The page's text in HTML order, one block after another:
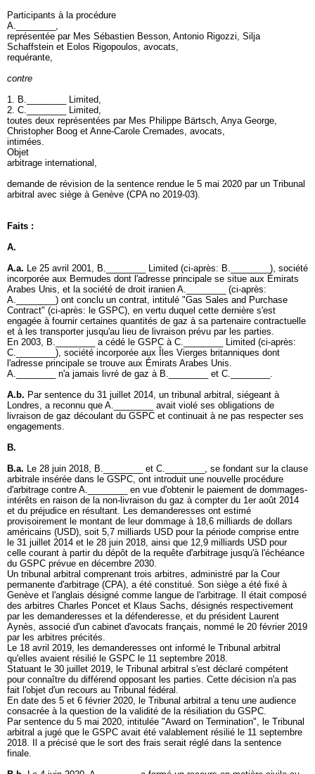
Participants à la procédure
A.________,
représentée par Mes Sébastien Besson, Antonio Rigozzi, Silja
Schaffstein et Eolos Rigopoulos, avocats,
requérante,
contre
1. B.________ Limited,
2. C.________ Limited,
toutes deux représentées par Mes Philippe Bärtsch, Anya George,
Christopher Boog et Anne-Carole Cremades, avocats,
intimées.
Objet
arbitrage international,
demande de révision de la sentence rendue le 5 mai 2020 par un Tribunal
arbitral avec siège à Genève (CPA no 2019-03).
Faits :
A.
A.a. Le 25 avril 2001, B.________ Limited (ci-après: B.________), société
incorporée aux Bermudes dont l'adresse principale se situe aux Émirats
Arabes Unis, et la société de droit iranien A.________ (ci-après:
A.________) ont conclu un contrat, intitulé "Gas Sales and Purchase
Contract" (ci-après: le GSPC), en vertu duquel cette dernière s'est
engagée à fournir certaines quantités de gaz à sa partenaire contractuelle
et à les transporter jusqu'au lieu de livraison prévu par les parties.
En 2003, B.________ a cédé le GSPC à C.________ Limited (ci-après:
C.________), société incorporée aux Îles Vierges britanniques dont
l'adresse principale se trouve aux Émirats Arabes Unis.
A.________ n'a jamais livré de gaz à B.________ et C.________.
A.b. Par sentence du 31 juillet 2014, un tribunal arbitral, siégeant à
Londres, a reconnu que A.________ avait violé ses obligations de
livraison de gaz découlant du GSPC et continuait à ne pas respecter ses
engagements.
B.
B.a. Le 28 juin 2018, B.________ et C.________, se fondant sur la clause
arbitrale insérée dans le GSPC, ont introduit une nouvelle procédure
d'arbitrage contre A.________ en vue d'obtenir le paiement de dommages-
intérêts en raison de la non-livraison du gaz à compter du 1er août 2014
et du préjudice en résultant. Les demanderesses ont estimé
provisoirement le montant de leur dommage à 18,6 milliards de dollars
américains (USD), soit 5,7 milliards USD pour la période comprise entre
le 31 juillet 2014 et le 28 juin 2018, ainsi que 12,9 milliards USD pour
celle courant à partir du dépôt de la requête d'arbitrage jusqu'à l'échéance
du GSPC prévue en décembre 2030.
Un tribunal arbitral comprenant trois arbitres, administré par la Cour
permanente d'arbitrage (CPA), a été constitué. Son siège a été fixé à
Genève et l'anglais désigné comme langue de l'arbitrage. Il était composé
des arbitres Charles Poncet et Klaus Sachs, désignés respectivement
par les demanderesses et la défenderesse, et du président Laurent
Aynès, associé d'un cabinet d'avocats français, nommé le 20 février 2019
par les arbitres précités.
Le 18 avril 2019, les demanderesses ont informé le Tribunal arbitral
qu'elles avaient résilié le GSPC le 11 septembre 2018.
Statuant le 30 juillet 2019, le Tribunal arbitral s'est déclaré compétent
pour connaître du différend opposant les parties. Cette décision n'a pas
fait l'objet d'un recours au Tribunal fédéral.
En date des 5 et 6 février 2020, le Tribunal arbitral a tenu une audience
consacrée à la question de la validité de la résiliation du GSPC.
Par sentence du 5 mai 2020, intitulée "Award on Termination", le Tribunal
arbitral a jugé que le GSPC avait été valablement résilié le 11 septembre
2018. Il a précisé que le sort des frais serait réglé dans la sentence
finale.